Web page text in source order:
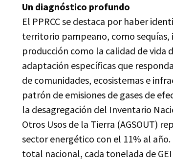
Un diagnóstico profundo
El PPRCC se destaca por haber
territorio pampeano, como sequías,
producción como la calidad de vida
adaptación específicas que
de comunidades, ecosistemas e
patrón de emisiones de gases de
la desagregación del Inventario
Otros Usos de la Tierra (AGSOUT)
sector energético con el 11% al
total nacional, cada tonelada de